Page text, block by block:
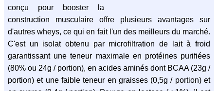
conçu pour booster la
construction musculaire offre plusieurs avantages sur
d'autres wheys, ce qui en fait l'un des meilleurs du marché.
C'est un isolat obtenu par microfiltration de lait à froid
garantissant une teneur maximale en protéines purifiées
(80% ou 24g / portion), en acides aminés dont BCAA (23g /
portion) et une faible teneur en graisses (0,5g / portion) et